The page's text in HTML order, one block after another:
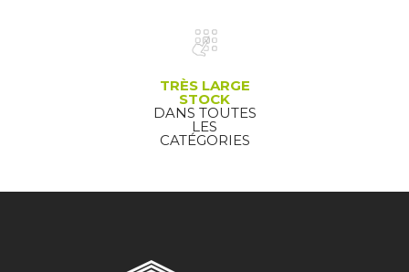
TRÈS LARGE
STOCK
DANS TOUTES
LES
CATÉGORIES